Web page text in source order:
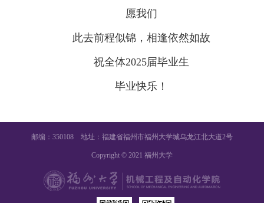
愿我们
此去前程似锦，相逢依然如故
祝全体2025届毕业生
毕业快乐！
邮编：350108 地址：福建省福州市福州大学城乌龙江北大道2号
Copyright © 2021 福州大学